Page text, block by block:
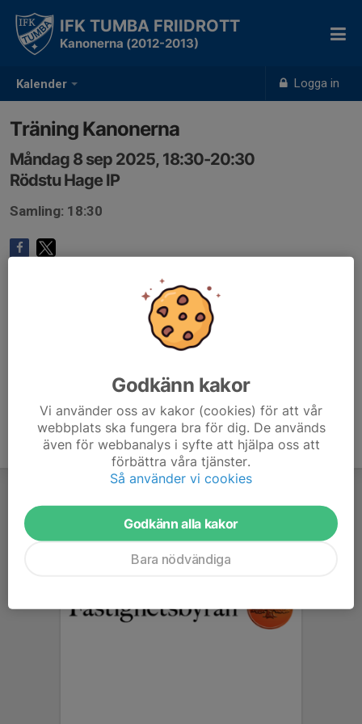
Kalender Logga in
IFK TUMBA FRIIDROTT
Kanonerna (2012-2013)
Träning Kanonerna
Måndag 8 sep 2025, 18:30-20:30
Rödstu Hage IP
Samling: 18:30
Godkänn kakor
Vi använder oss av kakor (cookies) för att vår
webbplats ska fungera bra för dig. De används
även för webbanalys i syfte att hjälpa oss att
förbättra våra tjänster.
Så använder vi cookies
Godkänn alla kakor
Bara nödvändiga